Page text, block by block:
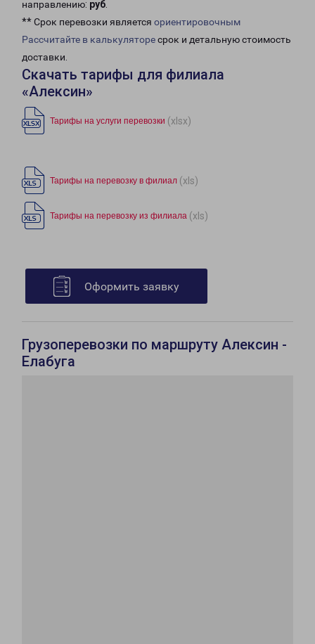
направлению: руб.
** Срок перевозки является ориентировочным
Рассчитайте в калькуляторесрок и детальную стоимость
доставки.
Скачать тарифы для филиала
«Алексин»
Тарифы на услуги перевозки (xlsx)
Тарифы на перевозку в филиал (xls)
Тарифы на перевозку из филиала (xls)
Оформить заявку
Грузоперевозки по маршруту Алексин -
Елабуга